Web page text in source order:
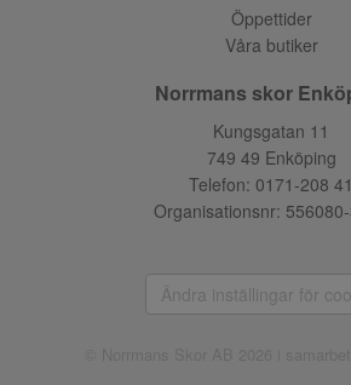
Öppettider
Våra butiker
Norrmans skor
Kungsgatan 11
749 49 Enköping
Telefon: 0171-208 41
Organisationsnr:
Ändra inställingar för